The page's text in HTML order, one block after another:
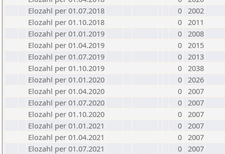
Elozahl per 01.07.2018
0 2002
Elozahl per 01.10.2018
0 2011
Elozahl per 01.01.2019
0 2008
Elozahl per 01.04.2019
0 2015
Elozahl per 01.07.2019
0 2013
Elozahl per 01.10.2019
0 2038
Elozahl per 01.01.2020
0 2026
Elozahl per 01.04.2020
0 2007
Elozahl per 01.07.2020
0 2007
Elozahl per 01.10.2020
0 2007
Elozahl per 01.01.2021
0 2007
Elozahl per 01.04.2021
0 2007
Elozahl per 01.07.2021
0 2007